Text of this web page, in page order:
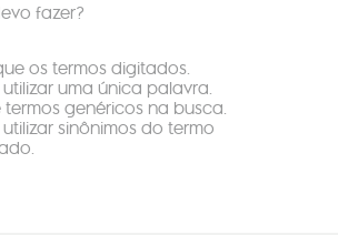
fazer?
os termos digitados.
uma única palavra.
termos genéricos na busca.
sinônimos do termo